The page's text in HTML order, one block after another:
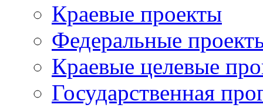
Краевые проекты
Федеральные
Краевые целевые
Государственная